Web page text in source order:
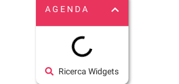
AGENDA
Ricerca Widgets